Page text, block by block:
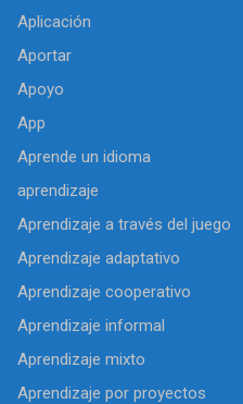
Aplicación
Aportar
Apoyo
App
Aprende un idioma
aprendizaje
Aprendizaje a través del juego
Aprendizaje adaptativo
Aprendizaje cooperativo
Aprendizaje informal
Aprendizaje mixto
Aprendizaje por proyectos